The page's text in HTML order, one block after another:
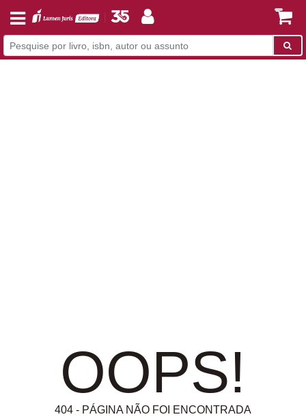
OOPS!
404 - PÁGINA NÃO FOI ENCONTRADA